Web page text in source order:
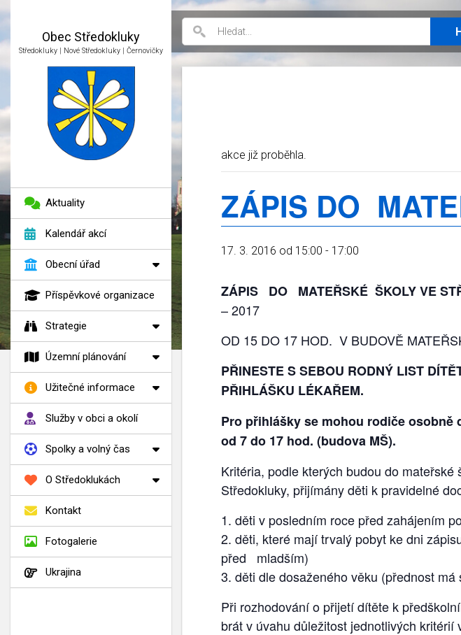
Obec Středokluky
Středokluky | Nové Středokluky | Černovičky
akce již proběhla.
ZÁPIS DO
17. 3. 2016 od 15:00 - 17:00
ZÁPIS DO MATEŘSKÉ ŠKOLYVE
– 2017
OD 15 DO 17 HOD. V BUDOVĚ
PŘINESTE S SEBOU RODNÝ LIST
PŘIHLÁŠKU LÉKAŘEM.
Pro přihlášky se mohou rodiče osobně
od 7 do 17 hod. (budova MŠ).
Kritéria, podle kterých budou do
Středokluky, přijímány děti k pravidelné
děti v posledním roce před zahájením
děti, které mají trvalý pobyt ke dni
před mladším)
děti dle dosaženého věku (přednost
Při rozhodování o přijetí dítěte k
brát v úvahu důležitost jednotlivých
Aktuality
Kalendář akcí
Obecní úřad
Příspěvkové organizace
Strategie
Územní plánování
Užitečné informace
Služby v obci a okolí
Spolky a volný čas
O Středoklukách
Kontakt
Fotogalerie
Ukrajina